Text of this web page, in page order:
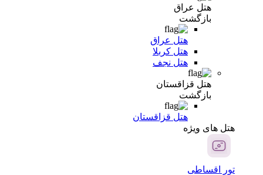
هتل عراق
بازگشت
هتل عراق
هتل کربلا
هتل نجف
هتل قزاقستان
بازگشت
هتل قزاقستان
هتل های ویژه
تور اقساطی